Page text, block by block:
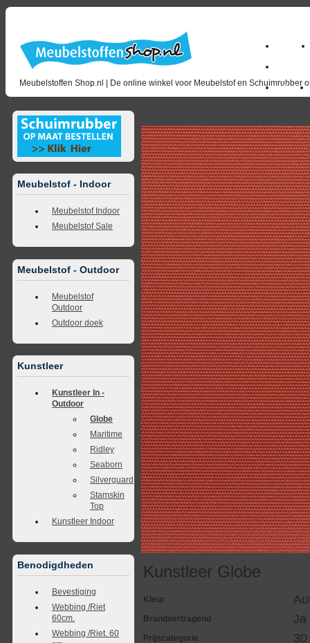
Meubelstoffen Shop.nl | De online winkel voor Meubelstof en Schuimrubber
Home
Outlet
Meubelstof - Indoor
Meubelstof Indoor
Meubelstof Sale
Meubelstof - Outdoor
Meubelstof
Outdoor
Outdoor doek
Kunstleer
Kunstleer In -
Outdoor
Globe
Maritime
Ridley
Seaborn
Silverguard
Stamskin
Top
Kunstleer Indoor
Benodigdheden
Bevestiging
Webbing /Riet
60cm.
Webbing /Riet. 60
Kunstleer Globe
Kleur
Brandvertragend Ja
Prijscategorie